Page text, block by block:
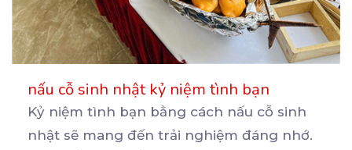
nấu cỗ sinh nhật kỷ niệm tình bạn
Kỷ niệm tình bạn bằng cách nấu cỗ sinh
nhật sẽ mang đến trải nghiệm đáng nhớ.